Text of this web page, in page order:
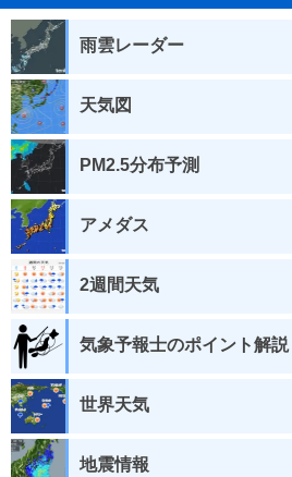
雨雲レーダー
天気図
PM2.5分布予測
アメダス
2週間天気
気象予報士のポイント解説
世界天気
地震情報